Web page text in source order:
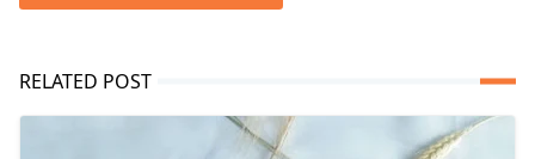
RELATED POST